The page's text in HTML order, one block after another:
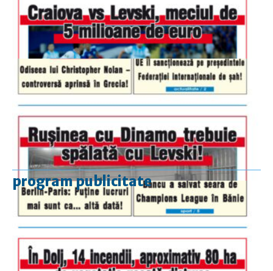
program publicitate
luni-vineri
9.00 - 17.00
duminică
9.00 - 12.00